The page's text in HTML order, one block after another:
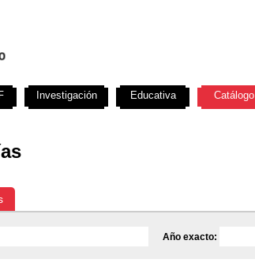
Año exacto:
Investigación Educativa Catálogo